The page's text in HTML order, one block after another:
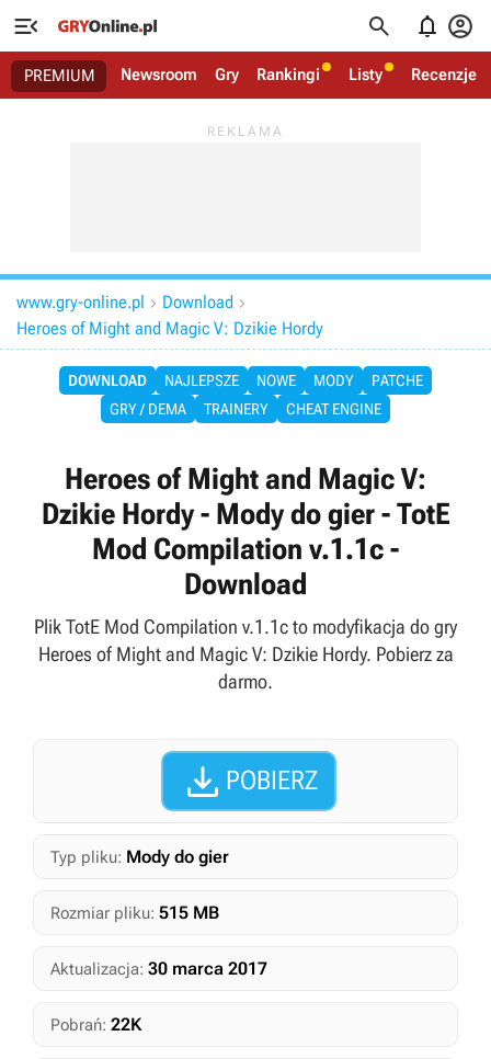
   
PREMIUM Newsroom Gry Rankingi Listy Recenzje
www.gry-online.pl  Download 
Heroes of Might and Magic V: Dzikie Hordy
DOWNLOAD NAJLEPSZE NOWE MODY
PATCHE
GRY / DEMA
TRAINERY CHEAT ENGINE
Heroes of Might and Magic V:
Dzikie Hordy - Mody do gier - TotE
Mod Compilation v.1.1c -
Download
Plik TotE Mod Compilation v.1.1c to modyfikacja do gry
Heroes of Might and Magic V: Dzikie Hordy. Pobierz za
darmo.
 POBIERZ
Typ pliku: Mody do gier
Rozmiar pliku: 515 MB
Aktualizacja: 30 marca 2017
Pobrań: 22K